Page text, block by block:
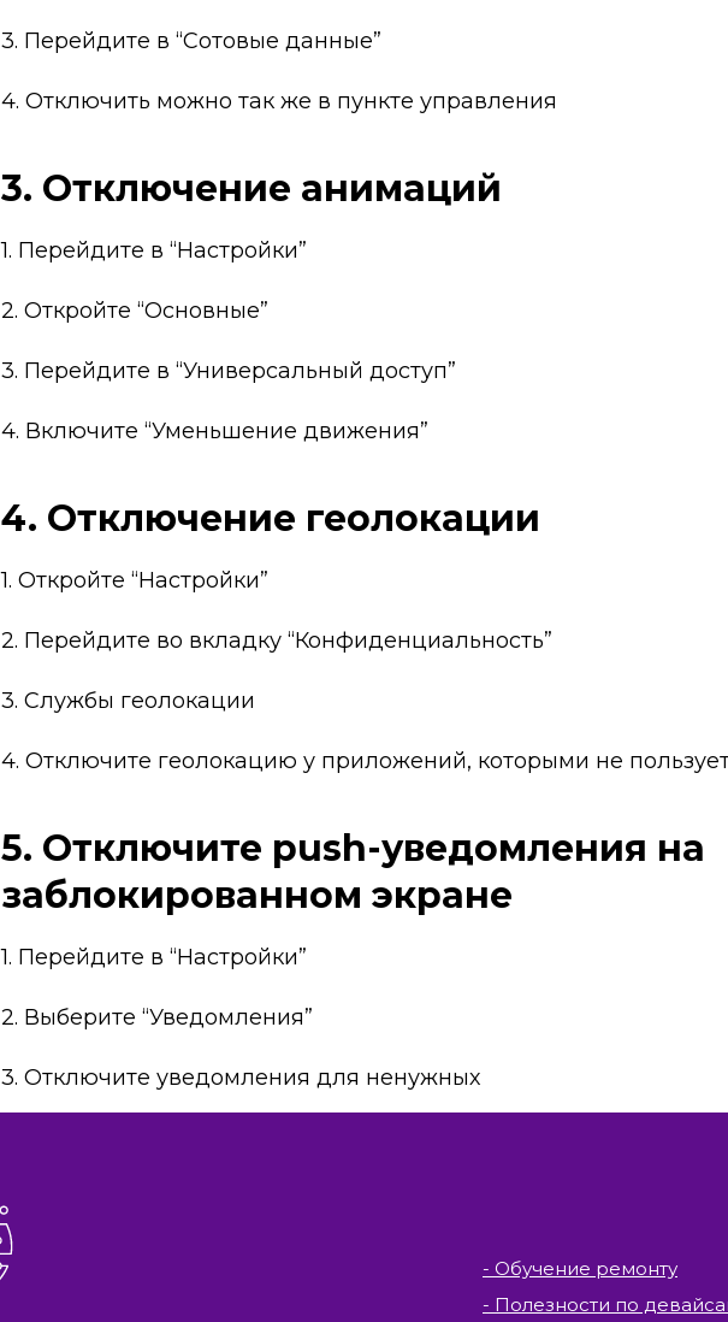
3. Перейдите в “Сотовые данные”
4. Отключить можно так же в пункте управления
3. Отключение анимаций
1. Перейдите в “Настройки”
2. Откройте “Основные”
3. Перейдите в “Универсальный доступ”
4. Включите “Уменьшение движения”
4. Отключение геолокации
1. Откройте “Настройки”
2. Перейдите во вкладку “Конфиденциальность”
3. Службы геолокации
4. Отключите геолокацию у приложений, которыми не
5. Отключите push-уведомления на
заблокированном экране
1. Перейдите в “Настройки”
2. Выберите “Уведомления”
3. Отключите уведомления для ненужных
- Обучение ремонту
- Полезности по